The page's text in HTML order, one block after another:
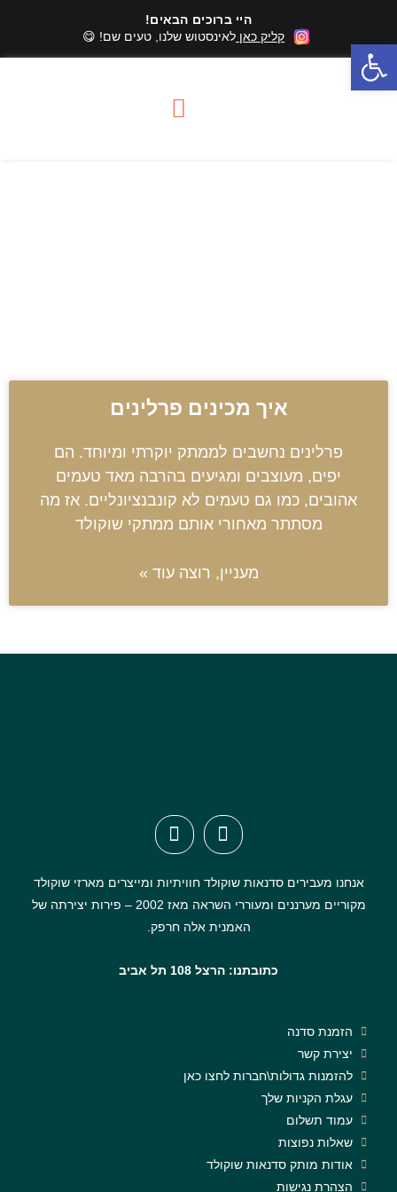
היי ברוכים הבאים!
קליק כאן לאינסטוש שלנו, טעים שם! 😋
איך מכינים פרלינים
פרלינים נחשבים לממתק יוקרתי ומיוחד. הם
יפים, מעוצבים ומגיעים בהרבה מאד טעמים
אהובים, כמו גם טעמים לא קונבנציונליים. אז מה
מסתתר מאחורי אותם ממתקי שוקולד
מעניין, רוצה עוד »
אנחנו מעבירים סדנאות שוקולד חוויתיות ומייצרים מארזי שוקולד
מקוריים מערננים ומעוררי השראה מאז 2002 – פירות יצירתה של
האמנית אלה חרפק.
כתובתנו: הרצל 108 תל אביב
הזמנת סדנה
יצירת קשר
להזמנות גדולות\חברות לחצו כאן
עגלת הקניות שלך
עמוד תשלום
שאלות נפוצות
אודות מותק סדנאות שוקולד
הצהרת נגישות
פתח סרגל נגישות